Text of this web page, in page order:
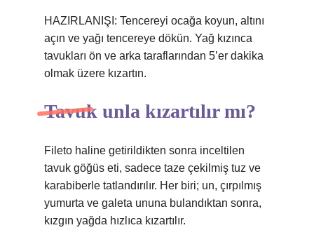
HAZIRLANIŞI: Tencereyi ocağa koyun, altını
açın ve yağı tencereye dökün. Yağ kızınca
tavukları ön ve arka taraflarından 5’er dakika
olmak üzere kızartın.
Tavuk unla kızartılır mı?
Fileto haline getirildikten sonra inceltilen
tavuk göğüs eti, sadece taze çekilmiş tuz ve
karabiberle tatlandırılır. Her biri; un, çırpılmış
yumurta ve galeta ununa bulandıktan sonra,
kızgın yağda hızlıca kızartılır.